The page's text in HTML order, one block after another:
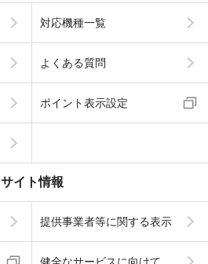
対応機種一覧
よくある質問
ポイント表示設定
サイト情報
提供事業者等に関する表示